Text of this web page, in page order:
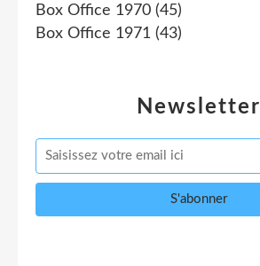
Newsletter
Box Office 1970 (45)
Box Office 1971 (43)